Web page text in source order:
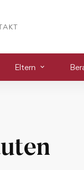
Eltern